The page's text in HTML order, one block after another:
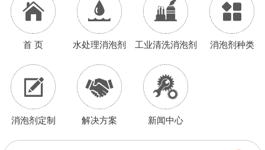
首 页 水处理消泡剂 工业清洗消泡剂 消泡剂种类
消泡剂定制 解决方案 新闻中心